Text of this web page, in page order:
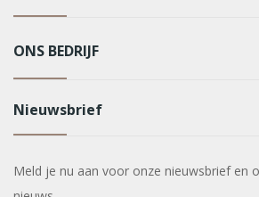
ONS BEDRIJF
Nieuwsbrief
Meld je nu aan voor onze nieuwsbrief en